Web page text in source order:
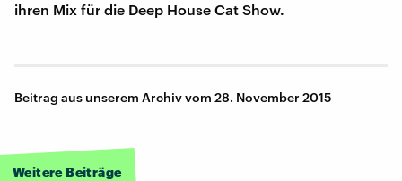
ihren Mix für die Deep House Cat Show.
Beitrag aus unserem Archiv vom 28. November 2015
Weitere Beiträge